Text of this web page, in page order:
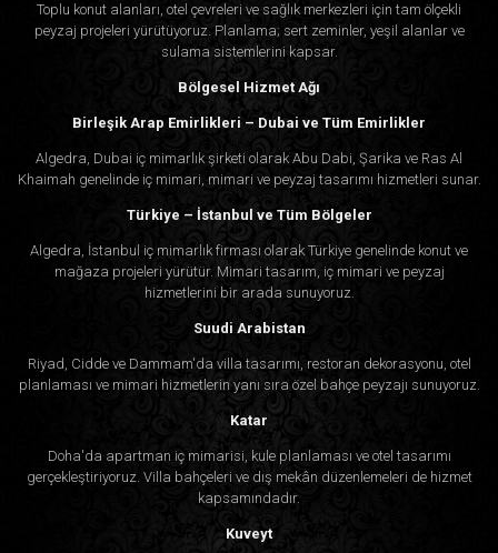
Toplu konut alanları, otel çevreleri ve sağlık merkezleri için tam ölçekli
peyzaj projeleri yürütüyoruz. Planlama; sert zeminler, yeşil alanlar ve
sulama sistemlerini kapsar.
Bölgesel Hizmet Ağı
Birleşik Arap Emirlikleri – Dubai ve Tüm Emirlikler
Algedra, Dubai iç mimarlık şirketi olarak Abu Dabi, Şarika ve Ras Al
Khaimah genelinde iç mimari, mimari ve peyzaj tasarımı hizmetleri sunar.
Türkiye – İstanbul ve Tüm Bölgeler
Algedra, İstanbul iç mimarlık firması olarak Türkiye genelinde konut ve
mağaza projeleri yürütür. Mimari tasarım, iç mimari ve peyzaj
hizmetlerini bir arada sunuyoruz.
Suudi Arabistan
Riyad, Cidde ve Dammam'da villa tasarımı, restoran dekorasyonu, otel
planlaması ve mimari hizmetlerin yanı sıra özel bahçe peyzajı sunuyoruz.
Katar
Doha'da apartman iç mimarisi, kule planlaması ve otel tasarımı
gerçekleştiriyoruz. Villa bahçeleri ve dış mekân düzenlemeleri de hizmet
kapsamındadır.
Kuveyt